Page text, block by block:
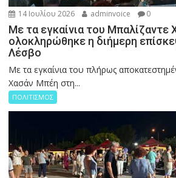
14 Ιουλίου 2026 adminvoice 0
Με τα εγκαίνια του Μπαλίζαντε
ολοκληρώθηκε η διήμερη
Λέσβο
Με τα εγκαίνια του πλήρως
Χασάν Μπέη στη...
ΠΟΛΙΤΙΣΜΟΣ